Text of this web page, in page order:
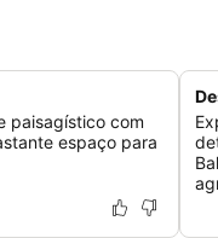
paisagístico com
espaço para